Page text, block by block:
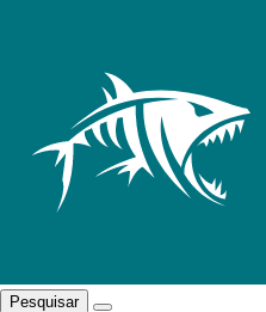
Pesquisar